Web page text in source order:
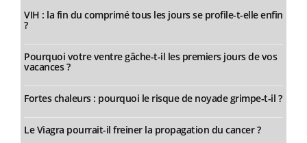
VIH : la fin du comprimé tous les jours se profile-t-elle enfin
?
Pourquoi votre ventre gâche-t-il les premiers jours de vos
vacances ?
Fortes chaleurs : pourquoi le risque de noyade grimpe-t-il ?
Le Viagra pourrait-il freiner la propagation du cancer ?